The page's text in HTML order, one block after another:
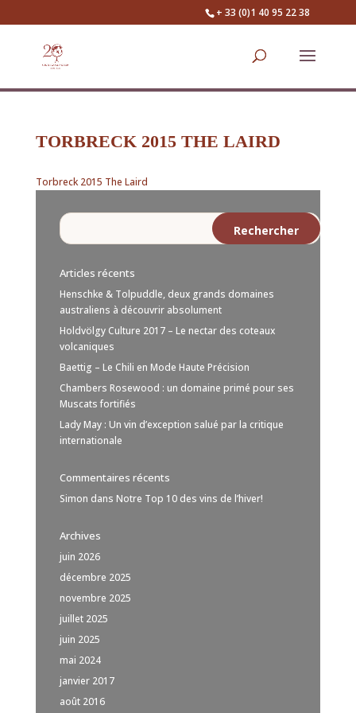
+ 33 (0)1 40 95 22 38
TORBRECK 2015 THE LAIRD
Torbreck 2015 The Laird
Articles récents
Henschke & Tolpuddle, deux grands domaines
australiens à découvrir absolument
Holdvölgy Culture 2017 – Le nectar des coteaux
volcaniques
Baettig – Le Chili en Mode Haute Précision
Chambers Rosewood : un domaine primé pour ses
Muscats fortifiés
Lady May : Un vin d’exception salué par la critique
internationale
Commentaires récents
Simon dans Notre Top 10 des vins de l’hiver!
Archives
juin 2026
décembre 2025
novembre 2025
juillet 2025
juin 2025
mai 2024
janvier 2017
août 2016